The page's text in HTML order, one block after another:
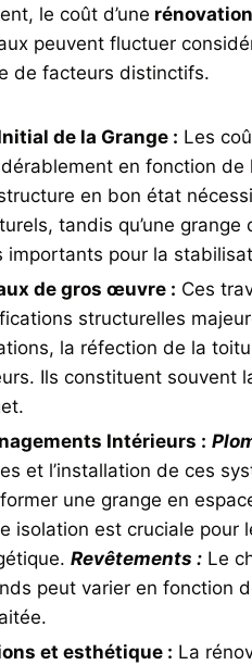
le coût d’une
peuvent fluctuer
de facteurs distinctifs.
de la Grange : Les
en fonction de
en bon état
tandis qu’une
importants pour la
de gros œuvre : Ces
structurelles
la réfection de la
Ils constituent souvent
Intérieurs :
et l’installation de ces
une grange en
isolation est cruciale pour
Revêtements : Le
peut varier en fonction
et esthétique : La